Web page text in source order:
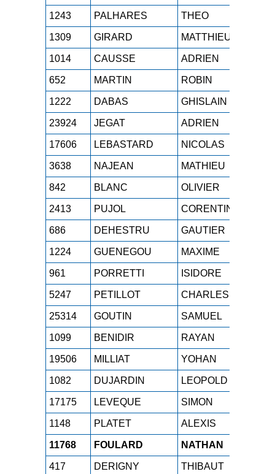
1243 PALHARES THEO
1309 GIRARD MATTHIEU
1014 CAUSSE ADRIEN
652 MARTIN ROBIN
1222 DABAS GHISLAIN
23924 JEGAT ADRIEN
17606 LEBASTARD NICOLAS
3638 NAJEAN MATHIEU
842 BLANC OLIVIER
2413 PUJOL CORENTIN
686 DEHESTRU GAUTIER
1224 GUENEGOU MAXIME
961 PORRETTI ISIDORE
5247 PETILLOT CHARLES
25314 GOUTIN SAMUEL
1099 BENIDIR RAYAN
19506 MILLIAT YOHAN
1082 DUJARDIN LEOPOLD
17175 LEVEQUE SIMON
1148 PLATET ALEXIS
11768 FOULARD NATHAN
417 DERIGNY THIBAUT